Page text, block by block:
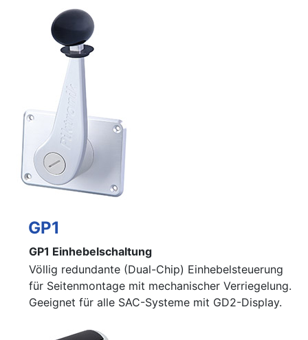
GP1
GP1 Einhebelschaltung
Völlig redundante (Dual-Chip) Einhebelsteuerung
für Seitenmontage mit mechanischer Verriegelung.
Geeignet für alle SAC-Systeme mit GD2-Display.